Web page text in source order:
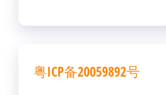
粤ICP备20059892号